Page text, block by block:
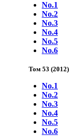
No.1
No.2
No.3
No.4
No.5
No.6
Том 53 (2012)
No.1
No.2
No.3
No.4
No.5
No.6